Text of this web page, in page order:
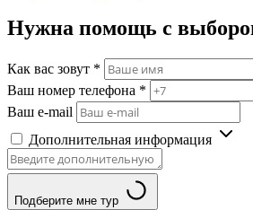
Нужна помощь с
Как вас зовут *
Ваш номер телефона *
Ваш e-mail
Дополнительная информация
Подберите мне тур